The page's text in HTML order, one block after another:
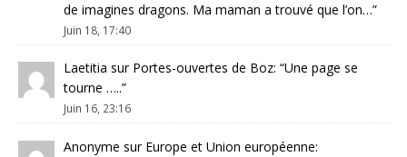
de imagines dragons. Ma maman a trouvé que l’on…”
Juin 18, 17:40
Laetitia sur Portes-ouvertes de Boz: “Une page se
tourne …..”
Juin 16, 23:16
Anonyme sur Europe et Union européenne: